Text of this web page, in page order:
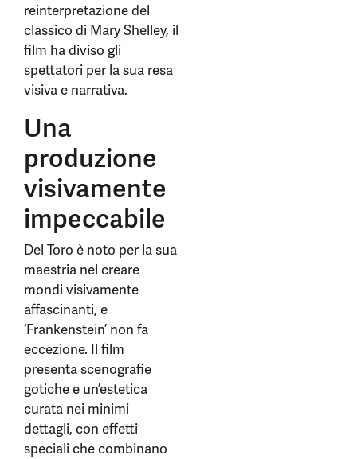
reinterpretazione del
classico di Mary Shelley, il
film ha diviso gli
spettatori per la sua resa
visiva e narrativa.
Una
produzione
visivamente
impeccabile
Del Toro è noto per la sua
maestria nel creare
mondi visivamente
affascinanti, e
‘Frankenstein’ non fa
eccezione. Il film
presenta scenografie
gotiche e un’estetica
curata nei minimi
dettagli, con effetti
speciali che combinano